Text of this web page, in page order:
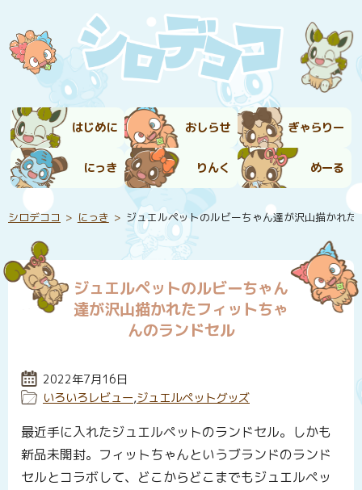
はじめに おしらせ ぎゃらりー
にっき りんく めーる
シロデココ にっき ジュエルペットのルビーちゃん達が沢山描かれ
ジュエルペットのルビーちゃん
達が沢山描かれたフィットちゃ
んのランドセル
投稿日:
2022年7月16日
カテゴリー:
いろいろレビュー,ジュエルペットグッズ
最近手に入れたジュエルペットのランドセル。しかも
新品未開封。フィットちゃんというブランドのランド
セルとコラボして、どこからどこまでもジュエルペッ